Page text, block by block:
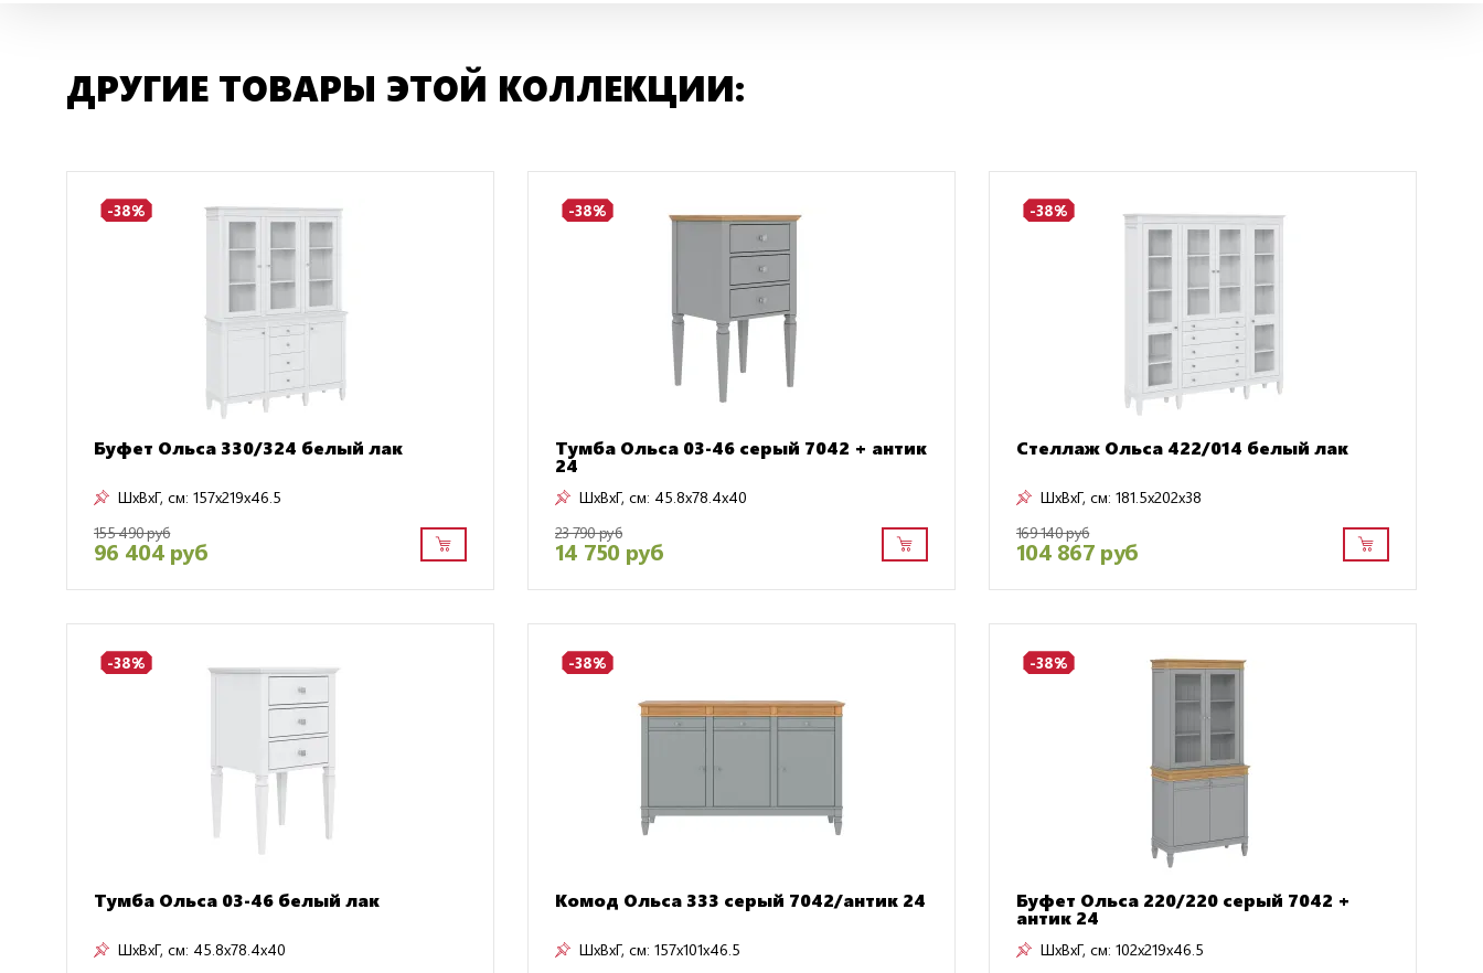
ДРУГИЕ ТОВАРЫ ЭТОЙ КОЛЛЕКЦИИ:
-38%
Буфет Ольса 330/324 белый лак
ШxВxГ, см: 157x219x46.5
155 490 руб
96 404 руб
-38%
Тумба Ольса 03-46 серый 7042 + антик
24
ШxВxГ, см: 45.8x78.4x40
23 790 руб
14 750 руб
-38%
Стеллаж Ольса 422/014 белый лак
ШxВxГ, см: 181.5x202x38
169 140 руб
104 867 руб
-38%
Тумба Ольса 03-46 белый лак
ШxВxГ, см: 45.8x78.4x40
-38%
Комод Ольса 333 серый 7042/антик 24
ШxВxГ, см: 157x101x46.5
-38%
Буфет Ольса 220/220 серый 7042 +
антик 24
ШxВxГ, см: 102x219x46.5